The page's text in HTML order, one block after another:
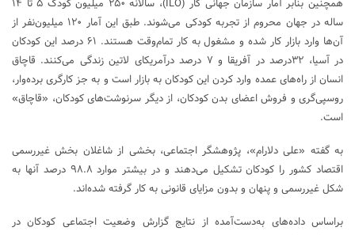
همچنین بنابر آمار سازمان جهانی کار (ILO)، سالانه ۲۵۰ میلیون کودک ۵ تا ۱۴
ساله در جهان محروم از تجربه کودکی می‌شوند. طبق این آمار ۱۲۰ میلیون‌نفر از
آن‌ها وارد بازار کار شده و مشغول به کار تمام‌وقت هستند. ۶۱ درصد این کودکان
در آسیا، ۳۲درصد در آفریقا و ۷ درصد درآمریکای لاتین زندگی می‌کنند. قاچاق
انسان از راه‌های عمده وارد کردن این کودکان به بازار است و به جز کارگری برده‌وار،
روسپی‌گری و فروش اعضای بدن کودکان، از دیگر سرنوشت‌های کودکان، «قاچاق»
است.
به گفته «علی دلارام»، پژوهشگر اجتماعی، بخشی از شاغلان بخش غیررسمی
اقتصاد کشور را کودکان تشکیل می‌دهند و در بیشتر موارد ۹۸.۸ درصد آنها به
شکل غیررسمی و پنهان و بدون مزایای قانونی به کار گرفته شده‌اند.
براساس داده‌های به‌دست‌آمده از نتایج گزارش وضعیت اجتماعی کودکان در